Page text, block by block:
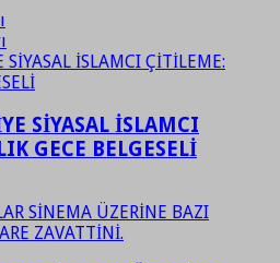
SİYASAL İSLAMCI
GECE BELGESELİ